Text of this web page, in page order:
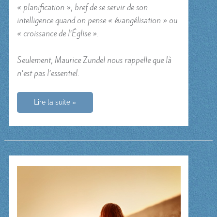
« planification », bref de se servir de son
intelligence quand on pense « évangélisation » ou
« croissance de l’Église ».
Seulement, Maurice Zundel nous rappelle que là
n’est pas l’essentiel.
Évangéliser
notre
Lire la suite »